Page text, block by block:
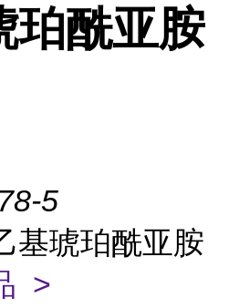
珀酰亚胺
5
基琥珀酰亚胺
>